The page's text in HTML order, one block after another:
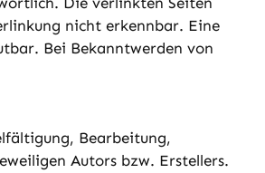
nicht erkennbar. Eine
Bei Bekanntwerden von
Bearbeitung,
Autors bzw. Erstellers.